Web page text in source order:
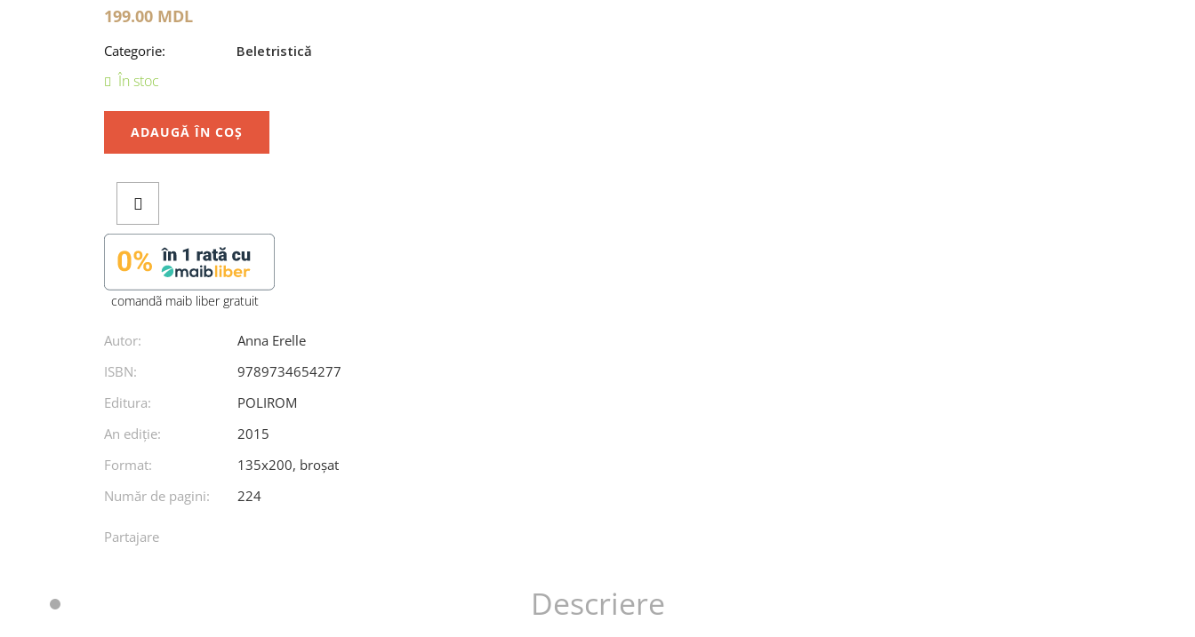
199.00 MDL
Categorie: Beletristică
În stoc
ADAUGĂ ÎN COȘ
comandã maib liber gratuit
Autor:
Anna Erelle
ISBN:
9789734654277
Editura:
POLIROM
An ediţie:
2015
Format:
135x200, broșat
Număr de pagini:
224
Partajare
Descriere